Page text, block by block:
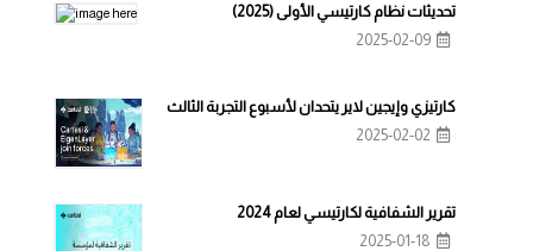
تحديثات نظام كارتيسي الأولى (2025)
2025-02-09
كارتيزي وإيجين لاير يتحدان لأسبوع التجربة الثالث
2025-02-02
تقرير الشفافية لكارتيسي لعام 2024
2025-01-18